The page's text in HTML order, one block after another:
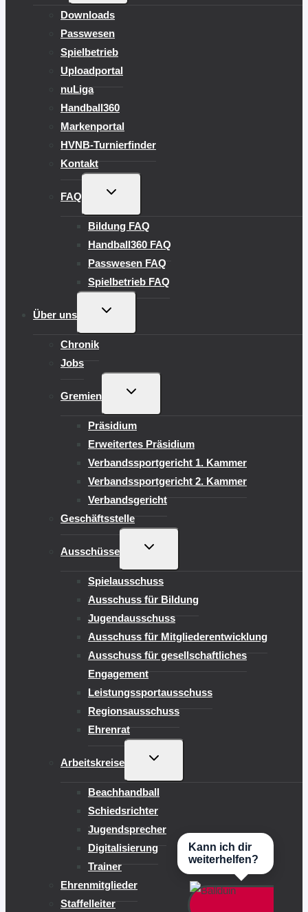
Kann ich dir
weiterhelfen?
Downloads
Passwesen
Spielbetrieb
Uploadportal
nuLiga
Handball360
Markenportal
HVNB-Turnierfinder
Kontakt
FAQ
UNTERMENÜ
Bildung FAQ
Handball360 FAQ
Passwesen FAQ
Spielbetrieb FAQ
Über uns
UNTERMENÜ
Chronik
Jobs
Gremien
UNTERMENÜ
Präsidium
Erweitertes Präsidium
Verbandssportgericht 1. Kammer
Verbandssportgericht 2. Kammer
Verbandsgericht
Geschäftsstelle
Ausschüsse
UNTERMENÜ
Spielausschuss
Ausschuss für Bildung
Jugendausschuss
Ausschuss für Mitgliederentwicklung
Ausschuss für gesellschaftliches
Engagement
Leistungssportausschuss
Regionsausschuss
Ehrenrat
Arbeitskreise
UNTERMENÜ
Beachhandball
Schiedsrichter
Jugendsprecher
Digitalisierung
Trainer
Ehrenmitglieder
Staffelleiter